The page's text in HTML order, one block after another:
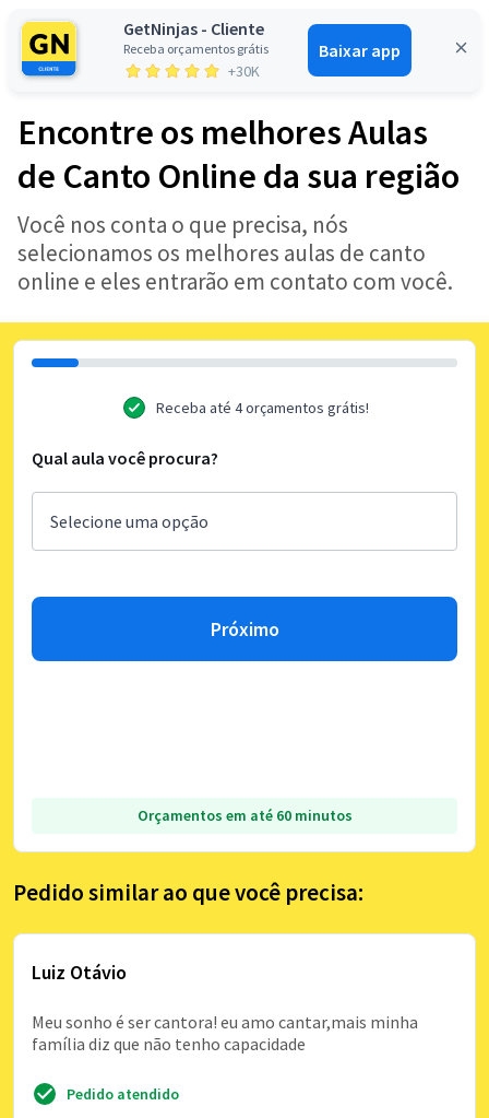
GetNinjas - Cliente
Receba orçamentos grátis
+30K
Baixar app
Entrar
Encontre os melhores Aulas
de Canto Online da sua região
Você nos conta o que precisa, nós
selecionamos os melhores aulas de canto
online e eles entrarão em contato com você.
Receba até 4 orçamentos grátis!
Qual aula você procura?
Próximo
Orçamentos em até 60 minutos
Pedido similar ao que você precisa:
Luiz Otávio
Meu sonho é ser cantora! eu amo cantar,mais minha
família diz que não tenho capacidade
Pedido atendido